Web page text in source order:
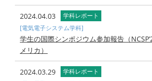
2024.04.03
学科レポート
[電気電子システム学科]
学生の国際シンポジウム参加報告（
メリカ）
2024.03.29
学科レポート